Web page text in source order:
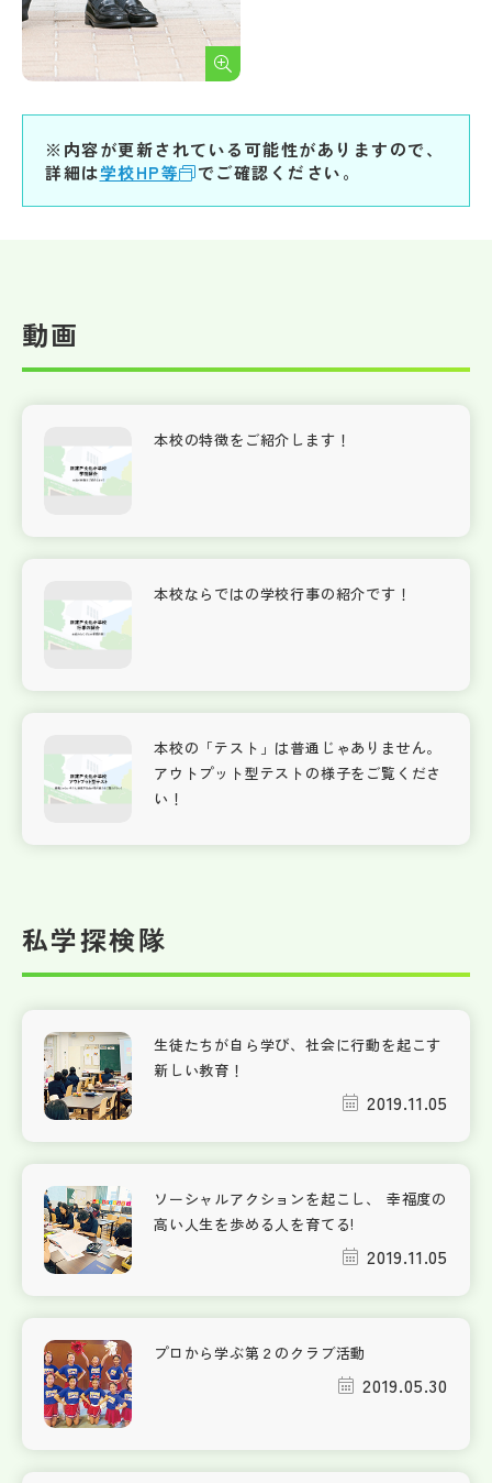
※内容が更新されている可能性がありますので、
詳細は学校HP等 でご確認ください。
動画
本校の特徴をご紹介します！
本校ならではの学校行事の紹介です！
本校の「テスト」は普通じゃありません。
アウトプット型テストの様子をご覧くださ
い！
私学探検隊
生徒たちが自ら学び、社会に行動を起こす
新しい教育！
2019.11.05
ソーシャルアクションを起こし、 幸福度の
高い人生を歩める人を育てる!
2019.11.05
プロから学ぶ第２のクラブ活動
2019.05.30